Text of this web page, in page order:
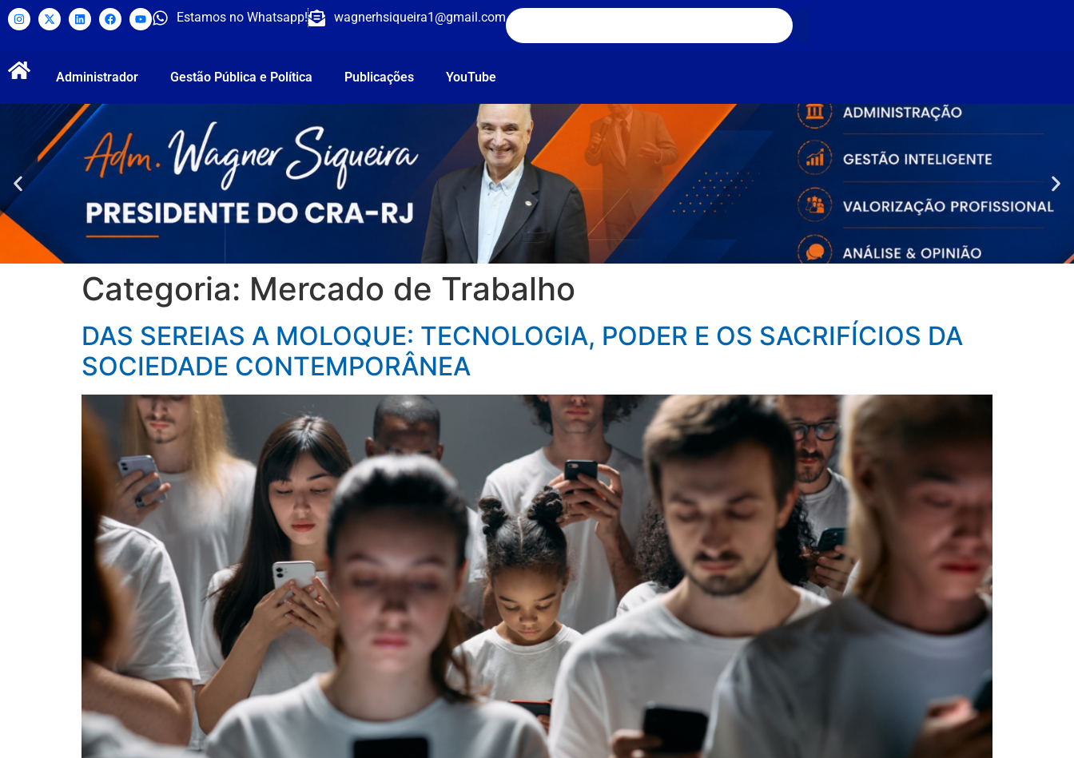
Estamos no Whatsapp! wagnerhsiqueira1@gmail.com
Administrador Gestão Pública e Política Publicações YouTube
Categoria: Mercado de Trabalho
DAS SEREIAS A MOLOQUE: TECNOLOGIA, PODER E OS SACRIFÍCIOS DA
SOCIEDADE CONTEMPORÂNEA